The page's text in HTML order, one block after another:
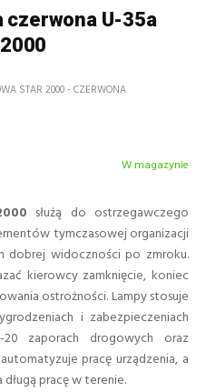
czerwona U-35a
STAR 2000 - CZERWONA
W magazynie
służą do ostrzegawczego
tymczasowej organizacji
dobrej widoczności po zmroku.
kierowcy zamknięcie, koniec
ostrożności. Lampy stosuje
i zabezpieczeniach
zaporach drogowych oraz
automatyzuje pracę urządzenia, a
pracę w terenie.